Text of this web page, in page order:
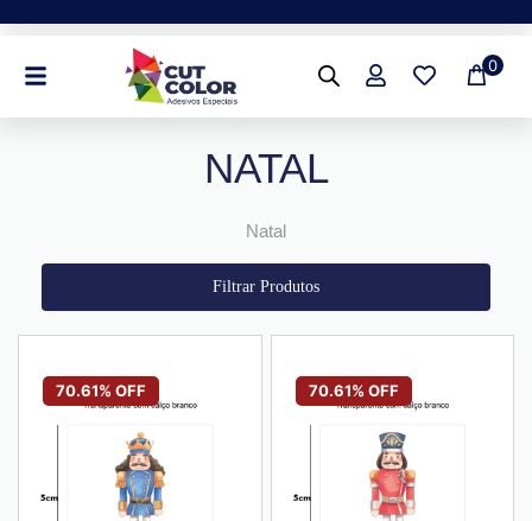
0
NATAL
Natal
Filtrar Produtos
70.61% OFF 70.61% OFF